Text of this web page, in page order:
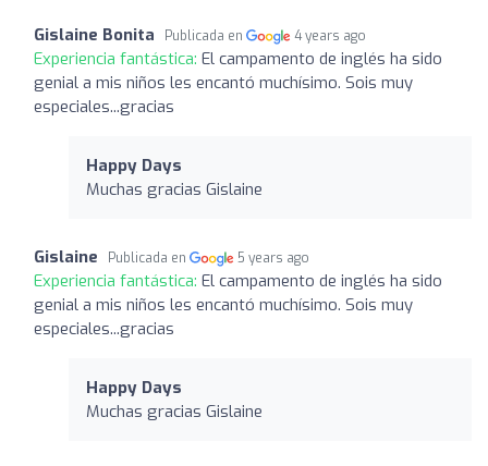
Gislaine Bonita Publicada en 4 years ago
Experiencia fantástica: El campamento de inglés ha sido
genial a mis niños les encantó muchísimo. Sois muy
especiales...gracias
Happy Days
Muchas gracias Gislaine
Gislaine Publicada en 5 years ago
Experiencia fantástica: El campamento de inglés ha sido
genial a mis niños les encantó muchísimo. Sois muy
especiales...gracias
Happy Days
Muchas gracias Gislaine